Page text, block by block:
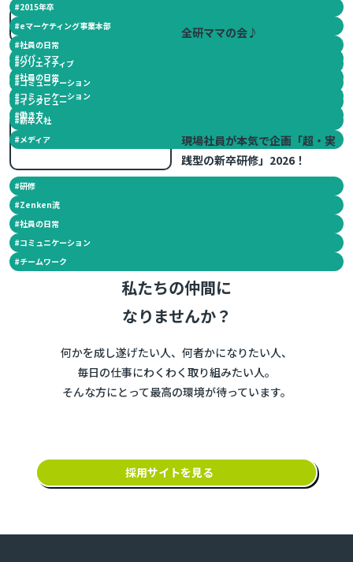
#2015年卒
#eマーケティング事業本部
#社員の日常
#クリエイティブ
#コミュニケーション
#インタビュー
#新卒入社
#メディア
全研ママの会♪
#パパ・ママ
#社員の日常
#コミュニケーション
#働き方
現場社員が本気で企画「超・実
践型の新卒研修」2026！
#研修
#Zenken流
#社員の日常
#コミュニケーション
#チームワーク
私たちの仲間に
なりませんか？
何かを成し遂げたい人、何者かになりたい人、
毎日の仕事にわくわく取り組みたい人。
そんな方にとって最高の環境が待っています。
採用サイトを見る